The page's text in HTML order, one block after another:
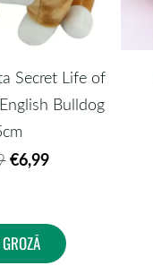
Secret Life of
Bulldog
€6,99